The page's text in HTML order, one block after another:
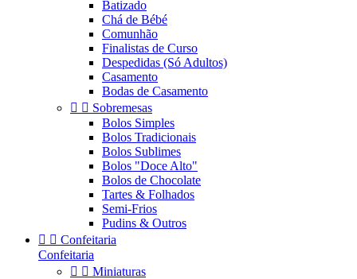
Batizado
Chá de Bébé
Comunhão
Finalistas de Curso
Despedidas (Só Adultos)
Casamento
Bodas de Casamento
  Sobremesas
Bolos Simples
Bolos Tradicionais
Bolos Sublimes
Bolos "Doce Alto"
Bolos de Chocolate
Tartes & Folhados
Semi-Frios
Pudins & Outros
  Confeitaria
Confeitaria
  Miniaturas